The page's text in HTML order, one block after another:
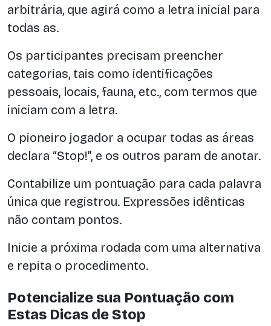
arbitrária, que agirá como a letra inicial para
todas as.
Os participantes precisam preencher
categorias, tais como identificações
pessoais, locais, fauna, etc., com termos que
iniciam com a letra.
O pioneiro jogador a ocupar todas as áreas
declara “Stop!”, e os outros param de anotar.
Contabilize um pontuação para cada palavra
única que registrou. Expressões idênticas
não contam pontos.
Inicie a próxima rodada com uma alternativa
e repita o procedimento.
Potencialize sua Pontuação com
Estas Dicas de Stop